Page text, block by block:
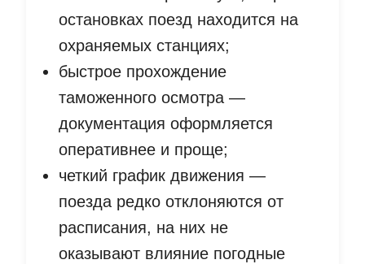
остановках поезд находится на
охраняемых станциях;
быстрое прохождение
таможенного осмотра —
документация оформляется
оперативнее и проще;
четкий график движения —
поезда редко отклоняются от
расписания, на них не
оказывают влияние погодные